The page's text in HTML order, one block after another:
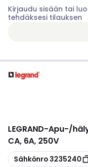
Kirjaudu sisään tai
tehdäksesi tilauksen
LEGRAND-Apu-/
CA, 6A, 250V
Kopioi
Sähkönro 3235240